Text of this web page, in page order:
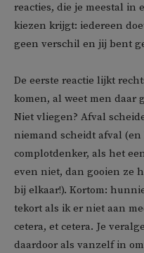
reacties, die je meestal in
kiezen krijgt: iedereen
geen verschil en jij bent
De eerste reactie lijkt
komen, al weet men daar
Niet vliegen? Afval
niemand scheidt afval
complotdenker, als het
even niet, dan gooien ze
bij elkaar!). Kortom:
tekort als ik er niet aan
cetera, et cetera. Je
daardoor als vanzelf in